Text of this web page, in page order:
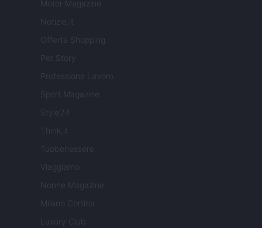
Motor Magazine
Notizie.it
Offerte Shopping
Pet Story
Professione Lavoro
Sport Magazine
Style24
Think.it
Tuobenessere
Viaggiamo
Nonne Magazine
Milano Cortina
Luxury Club